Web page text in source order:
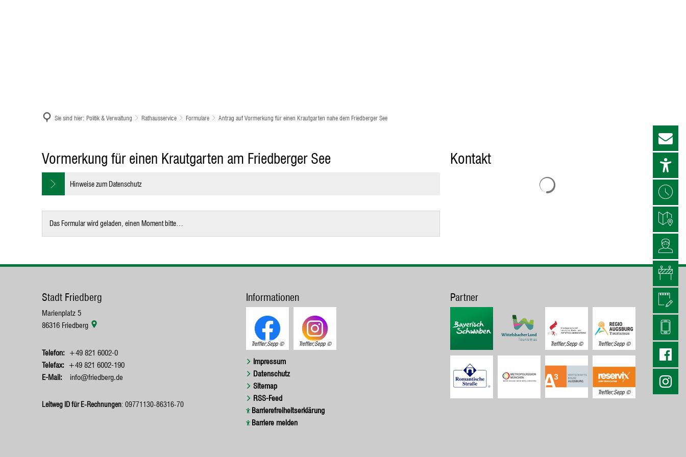
Sie sind hier: Politik & Verwaltung Rathausservice Formulare Antrag auf Vormerkung für einen Krautgarten nahe dem Friedberger See
Vormerkung
Friedberger
Vormerkung für einen Krautgarten am Friedberger See
Hinweise zum Datenschutz
Das Formular wird geladen, einen Moment bitte…
Kontakt
Stadt Friedberg
Marienplatz 5
86316 Friedberg
+49 821 6002-0
+49 821 6002-190
info@friedberg.de
Leitweg ID für E-Rechnungen: 09771130-86316-70
Informationen
Treffler;Sepp Treffler;Sepp
Impressum
Datenschutz
Sitemap
RSS-Feed
Barrierefreiheitserklärung
Barriere melden
Partner
Treffler;Sepp Treffler;Sepp
Treffler;Sepp